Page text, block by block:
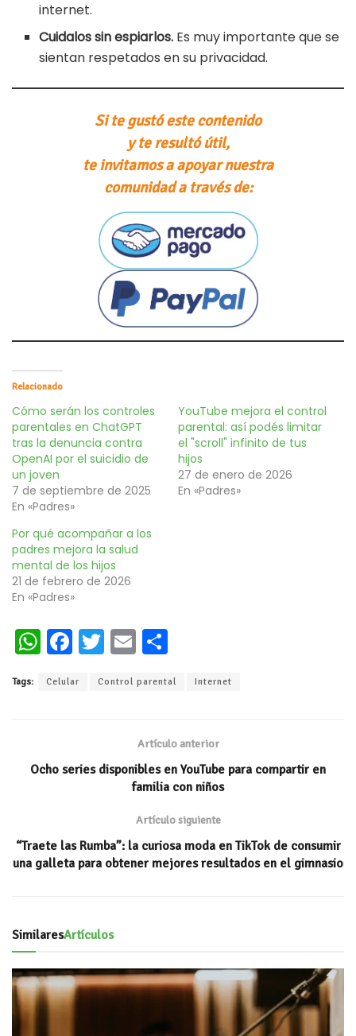
internet.
Cuidalos sin espiarlos. Es muy importante que se
sientan respetados en su privacidad.
Si te gustó este contenido
y te resultó útil,
te invitamos a apoyar nuestra
comunidad a través de:
Relacionado
Cómo serán los controles
parentales en ChatGPT
tras la denuncia contra
OpenAI por el suicidio de
un joven
7 de septiembre de 2025
En «Padres»
YouTube mejora el control
parental: así podés limitar
el "scroll" infinito de tus
hijos
27 de enero de 2026
En «Padres»
Por qué acompañar a los
padres mejora la salud
mental de los hijos
21 de febrero de 2026
En «Padres»
W
at
p
Fa
b
T
tt
E
ai m
ar
ti
r
Tags: Celular Control parental Internet
Artículo anterior
Ocho series disponibles en YouTube para compartir en
familia con niños
Artículo siguiente
“Traete las Rumba”: la curiosa moda en TikTok de consumir
una galleta para obtener mejores resultados en el gimnasio
SimilaresArtículos